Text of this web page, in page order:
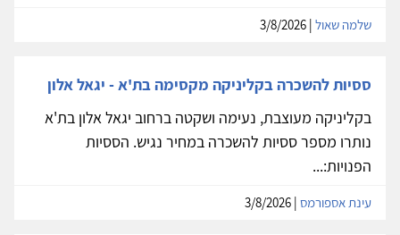
שלמה שאול
ססיות להשכרה בקליניקה מקסימה בת'א - יגאל אלון
בקליניקה מעוצבת, נעימה ושקטה ברחוב יגאל אלון בת'א
נותרו מספר ססיות להשכרה במחיר נגיש. הססיות
הפנויות:...
עינת אספורמס